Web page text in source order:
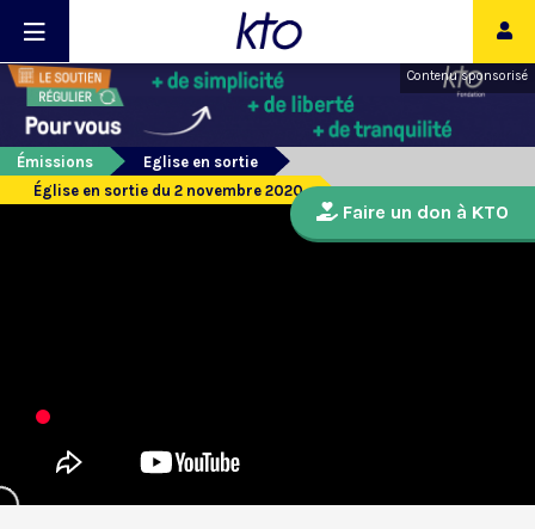
Contenu sponsorisé
Émissions
Eglise en sortie
Église en sortie du 2 novembre 2020
Faire un don à KTO